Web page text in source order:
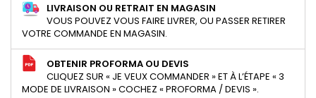
LIVRAISON OU RETRAIT EN MAGASIN
VOUS POUVEZ VOUS FAIRE LIVRER, OU PASSER RETIRER
VOTRE COMMANDE EN MAGASIN.
OBTENIR PROFORMA OU DEVIS
CLIQUEZ SUR « JE VEUX COMMANDER » ET À L’ÉTAPE « 3
MODE DE LIVRAISON » COCHEZ « PROFORMA / DEVIS ».